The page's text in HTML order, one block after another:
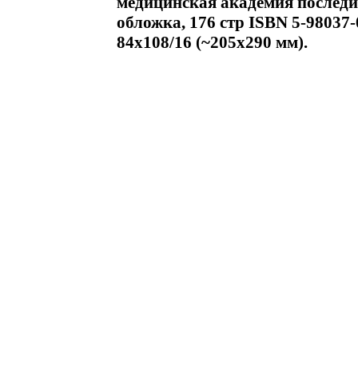
обложка, 176 стр ISBN 5-
84x108/16 (~205х290 мм).